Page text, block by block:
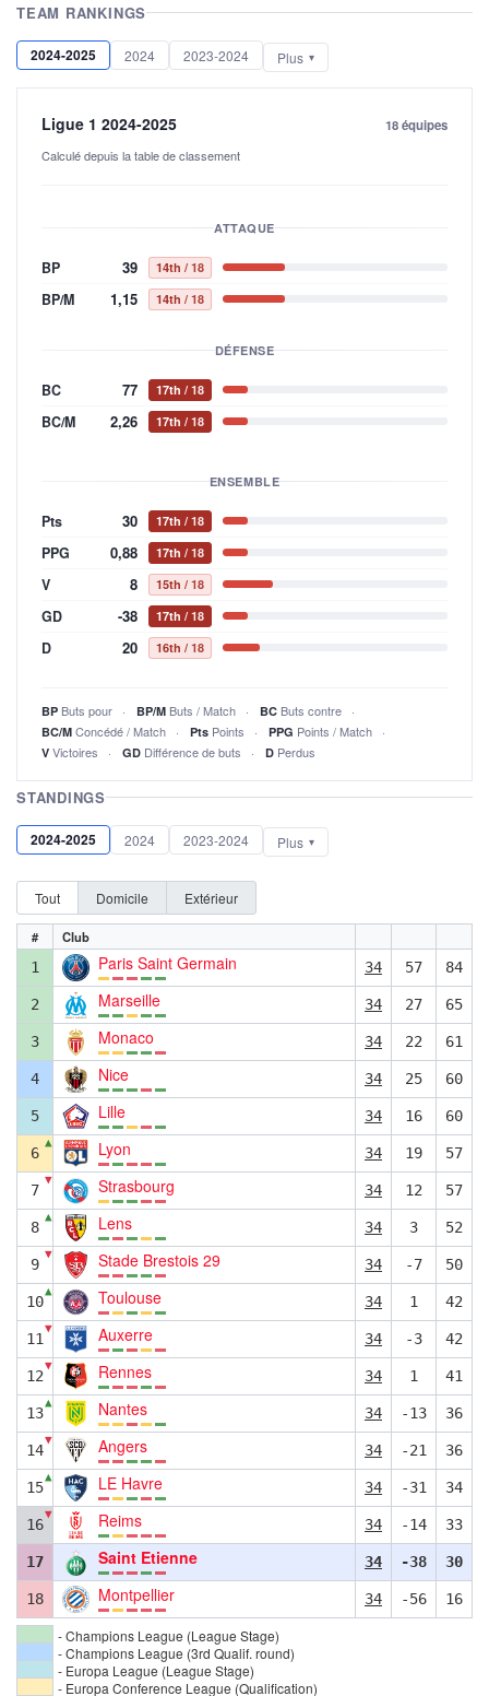
TEAM RANKINGS
2024-2025 2024 2023-2024 Plus
Ligue 1 2024-2025
Calculé depuis la table de classement
18 équipes
ATTAQUE
BP 39 14th / 18
BP/M 1,15 14th / 18
DÉFENSE
BC 77 17th / 18
BC/M 2,26 17th / 18
ENSEMBLE
Pts 30 17th / 18
PPG 0,88 17th / 18
V 8 15th / 18
GD -38 17th / 18
D 20 16th / 18
BP Buts pour BP/M Buts / Match BC Buts contre
BC/M Concédé / Match Pts Points PPG Points / Match
V Victoires GD Différence de buts D Perdus
STANDINGS
2024-2025 2024 2023-2024 Plus
Tout Domicile Extérieur
#
Club
1
Paris Saint Germain 34 57 84
2 Marseille 34 27 65
3 Monaco 34 22 61
4 Nice 34 25 60
5 Lille 34 16 60
6
▲ Lyon 34 19 57
7
▼ Strasbourg 34 12 57
8
▲ Lens 34 3 52
9
▼ Stade Brestois 29 34 -7 50
10
▲ Toulouse 34 1 42
11
▼ Auxerre 34 -3 42
12
▼ Rennes 34 1 41
13
▲ Nantes 34 -13 36
14
▼ Angers 34 -21 36
15
▲ LE Havre 34 -31 34
16
▼ Reims 34 -14 33
17 Saint Etienne 34 -38 30
18 Montpellier 34 -56 16
- Champions League (League Stage)
- Champions League (3rd Qualif. round)
- Europa League (League Stage)
- Europa Conference League (Qualification)